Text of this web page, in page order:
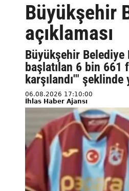
Büyükşehir
açıklaması
Büyükşehir Belediye
başlatılan 6 bin 661
karşılandı'"
06.08.2026 17:10:00
İhlas Haber Ajansı